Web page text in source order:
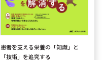
患者を支える栄養の「知識」と
「技術」を追究する